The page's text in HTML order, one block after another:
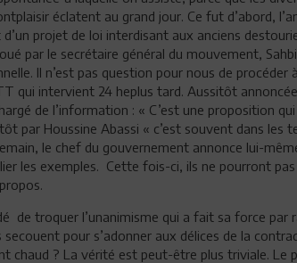
éclatent au grand jour. Ce fut d’abord,
projet de loi interdisant aux anciens
par le secrétaire général du mouvement,
Il n’est pas question pour nous de
qui intervient 24 heplus tard. Aussitôt
de l’information : « C’est une proposition
par Houssine Abassi « c’est souvent dans les
le chef du gouvernement annonce lui-
les exemples. Cette fois-ci, ils ne pourront
de troquer l’unanimisme qui a fait sa force par
secouent pour s’adonner aux délices de la
chaud ? La vérité est peut-être plus triviale. Le